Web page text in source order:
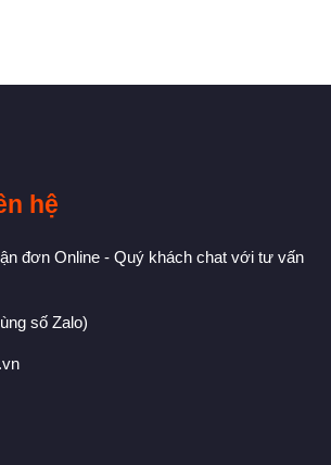
hệ
đơn Online - Quý khách chat với tư vấn
số Zalo)